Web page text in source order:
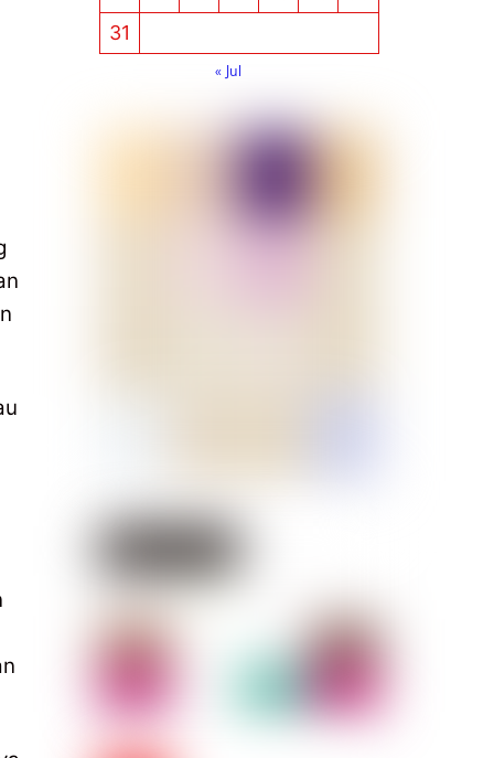
31
« Jul